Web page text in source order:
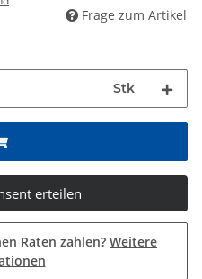
Frage zum Artikel
Stk
erteilen
Raten zahlen? Weitere